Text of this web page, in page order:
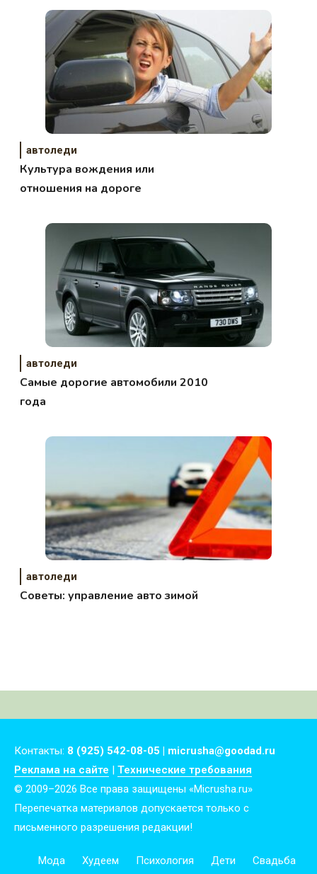
автоледи
Культура вождения или
отношения на дороге
автоледи
Самые дорогие автомобили 2010
года
автоледи
Советы: управление авто зимой
Контакты: 8 (925) 542-08-05 | micrusha@goodad.ru
Реклама на сайте | Технические требования
© 2009–2026 Все права защищены «Micrusha.ru»
Перепечатка материалов допускается только с
письменного разрешения редакции!
Мода Худеем Психология Дети Свадьба